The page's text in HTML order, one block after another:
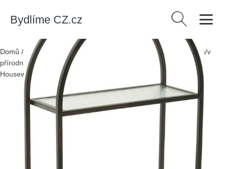
Bydlíme CZ.cz Vyhledávání
Domů / Produkty > Nábytek > Úložné prostory > Police
Černá/v
přírodní barvě patrová kovová police 35 cm Mataram – Premier
Housewares